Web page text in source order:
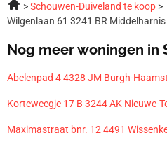
Schouwen-Duiveland te koop
Wilgenlaan 61 3241 BR Middelharnis
Nog meer woningen in
Abelenpad 4 4328 JM Burgh-
Korteweegje 17 B 3244 AK Nieuwe-
Maximastraat bnr. 12 4491